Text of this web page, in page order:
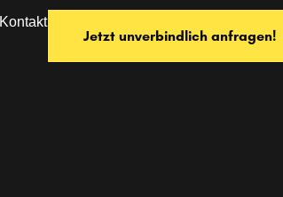
Kontakt
Jetzt unverbindlich anfragen!